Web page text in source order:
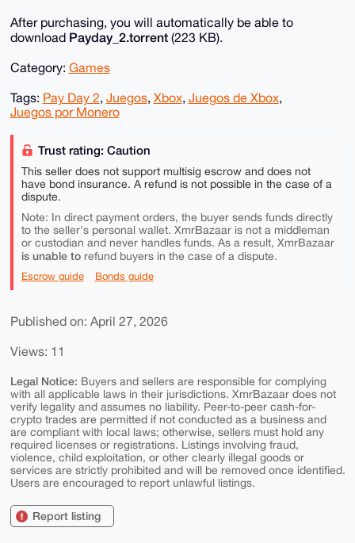
After purchasing, you will automatically be able to
download Payday_2.torrent(223 KB).
Category: Games
Tags: Pay Day 2, Juegos, Xbox, Juegos de Xbox,
Juegos por Monero
Trust rating: Caution
This seller does not support multisig escrow and does not
have bond insurance. A refund is not possible in the case of a
dispute.
Note: In direct payment orders, the buyer sends funds directly
to the seller's personal wallet. XmrBazaar is not a middleman
or custodian and never handles funds. As a result, XmrBazaar
is unable torefund buyers in the case of a dispute.
Escrow guide Bonds guide
Published on: April 27, 2026
Views: 11
Legal Notice: Buyers and sellers are responsible for complying
with all applicable laws in their jurisdictions. XmrBazaar does not
verify legality and assumes no liability. Peer-to-peer cash-for-
crypto trades are permitted if not conducted as a business and
are compliant with local laws; otherwise, sellers must hold any
required licenses or registrations. Listings involving fraud,
violence, child exploitation, or other clearly illegal goods or
services are strictly prohibited and will be removed once identified.
Users are encouraged to report unlawful listings.
Report listing